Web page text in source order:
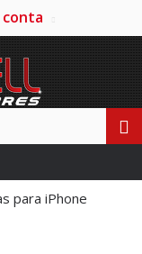
conta
para iPhone